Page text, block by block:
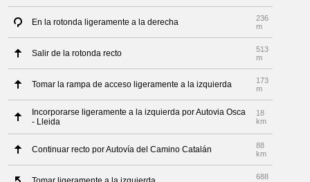
En la rotonda ligeramente a la derecha
236
m
Salir de la rotonda recto
513
m
Tomar la rampa de acceso ligeramente a la izquierda
173
m
Incorporarse ligeramente a la izquierda por Autovia Osca
- Lleida
18
km
Continuar recto por Autovía del Camino Catalán
88
km
688